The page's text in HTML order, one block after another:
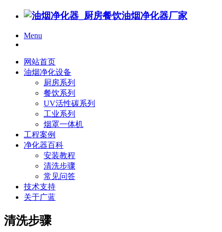
Menu
网站首页
油烟净化设备
厨房系列
餐饮系列
UV活性碳系列
工业系列
烟罩一体机
工程案例
净化器百科
安装教程
清洗步骤
常见问答
技术支持
关于广蓝
清洗步骤